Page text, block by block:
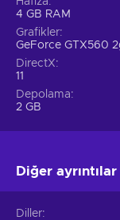
4 GB RAM
Grafikler
GeForce GTX560
DirectX
11
Depolama
2 GB
Diğer ayrıntılar
Diller